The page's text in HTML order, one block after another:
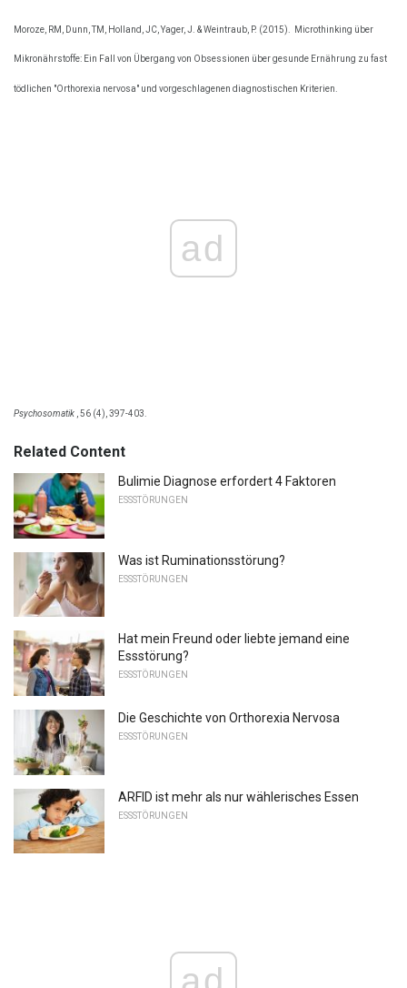
Moroze, RM, Dunn, TM, Holland, JC, Yager, J. & Weintraub, P. (2015). Microthinking über
Mikronährstoffe: Ein Fall von Übergang von Obsessionen über gesunde Ernährung zu fast
tödlichen "Orthorexia nervosa" und vorgeschlagenen diagnostischen Kriterien.
ad
Psychosomatik , 56 (4), 397-403.
Related Content
Bulimie Diagnose erfordert 4 Faktoren
ESSSTÖRUNGEN
Was ist Ruminationsstörung?
ESSSTÖRUNGEN
Hat mein Freund oder liebte jemand eine
Essstörung?
ESSSTÖRUNGEN
Die Geschichte von Orthorexia Nervosa
ESSSTÖRUNGEN
ARFID ist mehr als nur wählerisches Essen
ESSSTÖRUNGEN